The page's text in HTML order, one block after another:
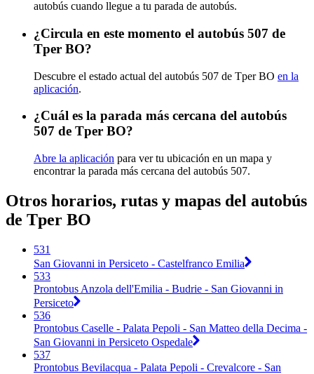
autobús cuando llegue a tu parada de autobús.
¿Circula en este momento el autobús 507 de
Tper BO?
Descubre el estado actual del autobús 507 de Tper BO en la
aplicación.
¿Cuál es la parada más cercana del autobús
507 de Tper BO?
Abre la aplicación para ver tu ubicación en un mapa y
encontrar la parada más cercana del autobús 507.
Otros horarios, rutas y mapas del autobús
de Tper BO
531
San Giovanni in Persiceto - Castelfranco Emilia
533
Prontobus Anzola dell'Emilia - Budrie - San Giovanni in
Persiceto
536
Prontobus Caselle - Palata Pepoli - San Matteo della Decima -
San Giovanni in Persiceto Ospedale
537
Prontobus Bevilacqua - Palata Pepoli - Crevalcore - San